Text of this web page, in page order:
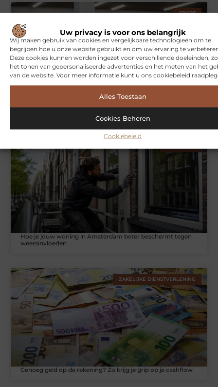
Uw privacy is voor ons belangrijk
Wij maken gebruik van cookies en vergelijkbare technologieën om te
begrijpen hoe u onze website gebruikt en om uw ervaring te
Deze cookies kunnen worden ingezet voor verschillende doeleinden,
het tonen van gepersonaliseerde advertenties en het meten van het
van de website. Voor meer informatie kunt u ons cookiebeleid
Alles Toestaan
Cookies Beheren
Cookiebeleid
SPORT
effectieve workout
Hoe je jouw woning in Amsterdam beter beschermt tegen
weersinvloeden
ZAKELIJKE DIENSTVERLENING
Genoeg geld op de rekening? Zo krijg je grip op je cashflow